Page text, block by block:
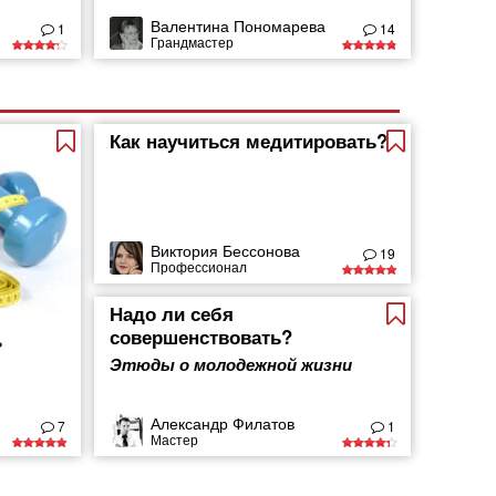
1 Валентина Пономарева
Грандмастер
14
7
Как научиться медитировать?
Виктория Бессонова
Профессионал
19
Надо ли себя
совершенствовать?
Этюды о молодежной жизни
Александр Филатов
Мастер
1